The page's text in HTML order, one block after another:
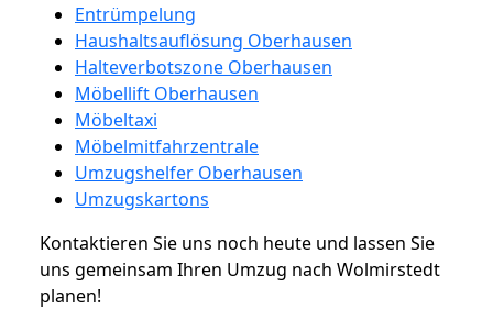
Entrümpelung
Haushaltsauflösung Oberhausen
Halteverbotszone Oberhausen
Möbellift Oberhausen
Möbeltaxi
Möbelmitfahrzentrale
Umzugshelfer Oberhausen
Umzugskartons
Kontaktieren Sie uns noch heute und lassen Sie
uns gemeinsam Ihren Umzug nach Wolmirstedt
planen!